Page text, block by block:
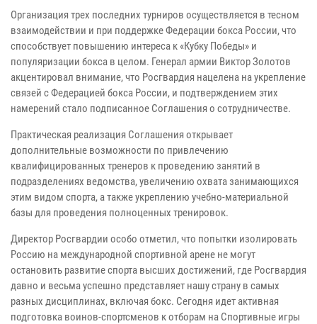
Организация трех последних турниров осуществляется в тесном
взаимодействии и при поддержке Федерации бокса России, что
способствует повышению интереса к «Кубку Победы» и
популяризации бокса в целом. Генерал армии Виктор Золотов
акцентировал внимание, что Росгвардия нацелена на укрепление
связей с Федерацией бокса России, и подтверждением этих
намерений стало подписанное Соглашения о сотрудничестве.
Практическая реализация Соглашения открывает
дополнительные возможности по привлечению
квалифицированных тренеров к проведению занятий в
подразделениях ведомства, увеличению охвата занимающихся
этим видом спорта, а также укреплению учебно-материальной
базы для проведения полноценных тренировок.
Директор Росгвардии особо отметил, что попытки изолировать
Россию на международной спортивной арене не могут
остановить развитие спорта высших достижений, где Росгвардия
давно и весьма успешно представляет нашу страну в самых
разных дисциплинах, включая бокс. Сегодня идет активная
подготовка воинов-спортсменов к отборам на Спортивные игры